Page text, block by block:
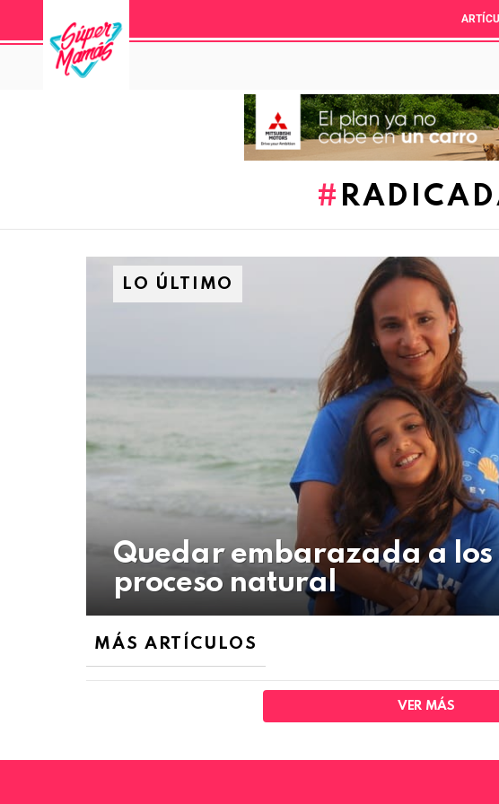
LO ÚLTIMO
Quedar embarazada a los
proceso natural
MÁS ARTÍCULOS
VER MÁS